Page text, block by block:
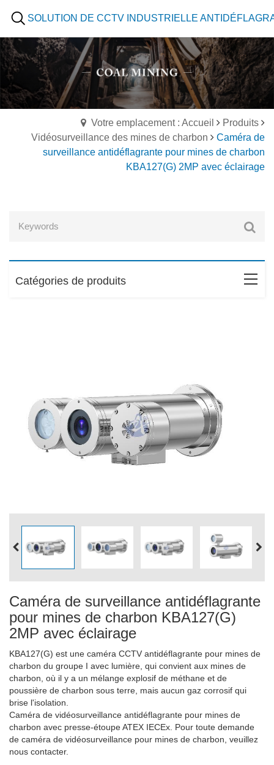
SOLUTION DE CCTV INDUSTRIELLE
Votre emplacement : Accueil
Produits
Vidéosurveillance des mines de charbon
Caméra de
surveillance antidéflagrante pour mines de charbon
KBA127(G) 2MP avec éclairage
Catégories de produits
Caméra de surveillance antidéflagrante
pour mines de charbon KBA127(G)
2MP avec éclairage
KBA127(G) est une caméra CCTV antidéflagrante pour mines de
charbon du groupe I avec lumière, qui convient aux mines de
charbon, où il y a un mélange explosif de méthane et de
poussière de charbon sous terre, mais aucun gaz corrosif qui
brise l'isolation.
Caméra de vidéosurveillance antidéflagrante pour mines de
charbon avec presse-étoupe ATEX IECEx. Pour toute demande
de caméra de vidéosurveillance pour mines de charbon, veuillez
nous contacter.